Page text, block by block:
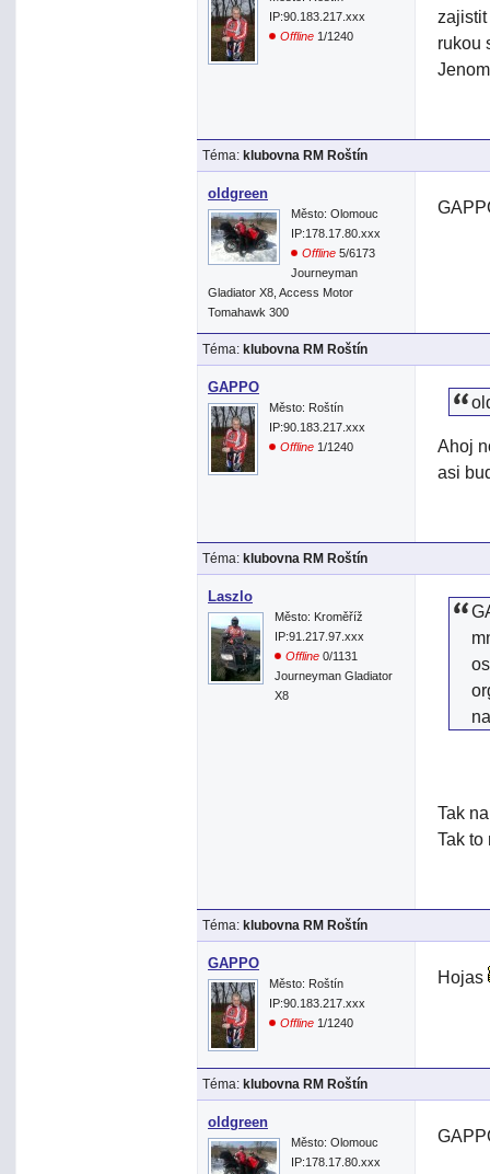
IP:90.183.217.xxx
Offline 1/1240
zajistit
rukou
Téma: klubovna RM Roštín
oldgreen
Město: Olomouc
IP:178.17.80.xxx
Offline 5/6173
Journeyman
Gladiator X8, Access Motor
Tomahawk 300
Téma: klubovna RM Roštín
GAPPO
Město: Roštín
IP:90.183.217.xxx
Offline 1/1240
Ahoj
asi
Téma: klubovna RM Roštín
Laszlo
Město: Kroměříž
IP:91.217.97.xxx
Offline 0/1131
Journeyman Gladiator
X8
Tak
Tak to
Téma: klubovna RM Roštín
GAPPO
Město: Roštín
IP:90.183.217.xxx
Offline 1/1240
Hojas
Téma: klubovna RM Roštín
oldgreen
Město: Olomouc
IP:178.17.80.xxx